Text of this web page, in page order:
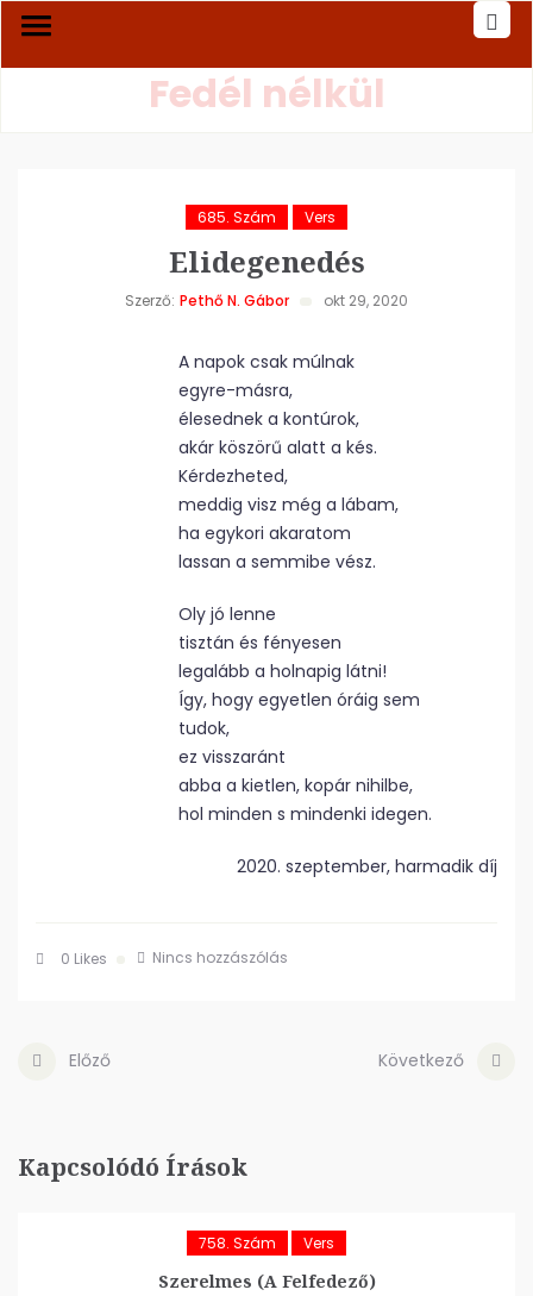
Fedél nélkül
685. Szám Vers
Elidegenedés
Szerző: Pethő N. Gábor okt 29, 2020
A napok csak múlnak
egyre-másra,
élesednek a kontúrok,
akár köszörű alatt a kés.
Kérdezheted,
meddig visz még a lábam,
ha egykori akaratom
lassan a semmibe vész.
Oly jó lenne
tisztán és fényesen
legalább a holnapig látni!
Így, hogy egyetlen óráig sem
tudok,
ez visszaránt
abba a kietlen, kopár nihilbe,
hol minden s mindenki idegen.
2020. szeptember, harmadik díj
0 Likes Nincs hozzászólás
Előző Következő
Kapcsolódó Írások
758. Szám Vers
Szerelmes (A Felfedező)